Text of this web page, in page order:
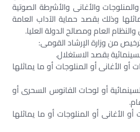
والأغانى والأشرطة الصوتية
وذلك بقصد حماية الآداب العامة
العام ومصالح الدولة العليا.
ترخيص من وزارة الإرشاد القومى:
بقصد الاستغلال.
أو الأغانى أو المنلوجات أو ما يماثلها
أو لوحات الفانوس السحرى أو
أو الأغانى أو المنلوجات أو ما يماثلها